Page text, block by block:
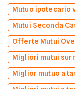
Mutuo ipotecario
Mutui Seconda
Offerte Mutui
Migliori mutui
Miglior mutuo a